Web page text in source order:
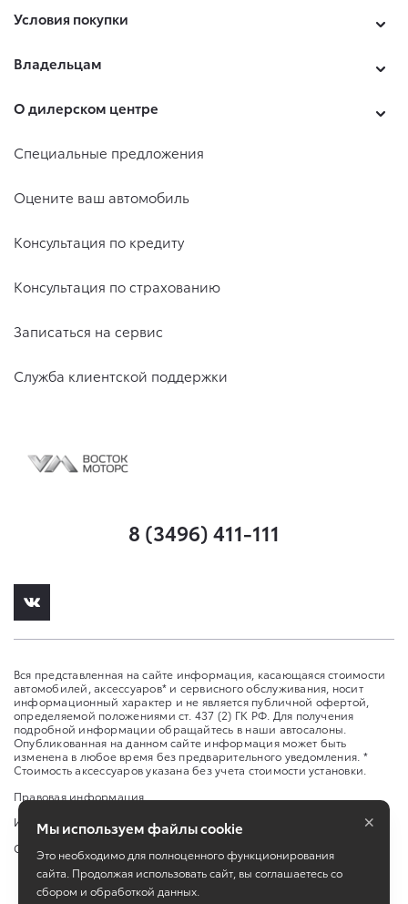
Условия покупки
Владельцам
О дилерском центре
Специальные предложения
Оцените ваш автомобиль
Консультация по кредиту
Консультация по страхованию
Записаться на сервис
Служба клиентской поддержки
8 (3496) 411-111
Вся представленная на сайте информация, касающаяся стоимости
автомобилей, аксессуаров* и сервисного обслуживания, носит
информационный характер и не является публичной офертой,
определяемой положениями ст. 437 (2) ГК РФ. Для получения
подробной информации обращайтесь в наши автосалоны.
Опубликованная на данном сайте информация может быть
изменена в любое время без предварительного уведомления. *
Стоимость аксессуаров указана без учета стоимости установки.
Правовая информация
Изменить настройку cookies
Сбросить cookie
Мы используем файлы cookie
Это необходимо для полноценного функционирования
сайта. Продолжая использовать сайт, вы соглашаетесь со
сбором и обработкой данных.
×